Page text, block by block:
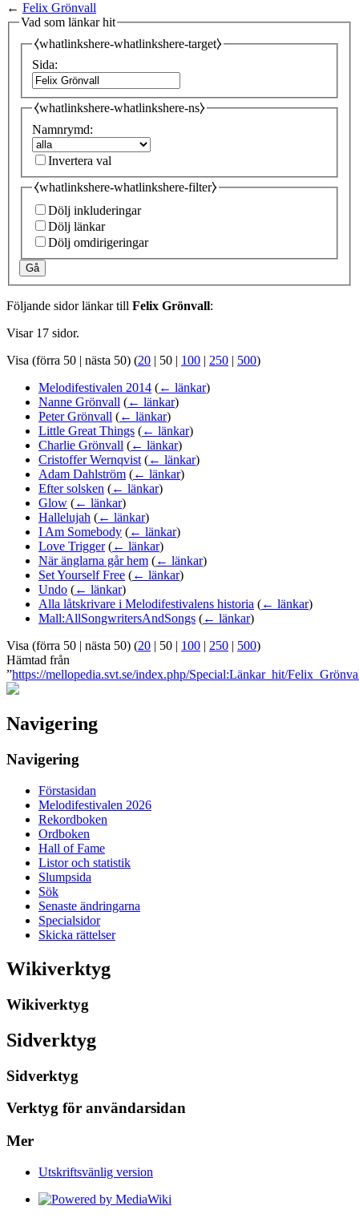
← Felix Grönvall
Vad som länkar hit
⧼whatlinkshere-whatlinkshere-target⧽
Sida:
⧼whatlinkshere-whatlinkshere-ns⧽
Namnrymd:
Invertera val
⧼whatlinkshere-whatlinkshere-filter⧽
Dölj inkluderingar
Dölj länkar
Dölj omdirigeringar
Gå
Följande sidor länkar till Felix Grönvall:
Visar 17 sidor.
Visa (förra 50 | nästa 50) (20 | 50 | 100 | 250 | 500)
Melodifestivalen 2014 (← länkar)
Nanne Grönvall (← länkar)
Peter Grönvall (← länkar)
Little Great Things (← länkar)
Charlie Grönvall (← länkar)
Cristoffer Wernqvist (← länkar)
Adam Dahlström (← länkar)
Efter solsken (← länkar)
Glow (← länkar)
Hallelujah (← länkar)
I Am Somebody (← länkar)
Love Trigger (← länkar)
När änglarna går hem (← länkar)
Set Yourself Free (← länkar)
Undo (← länkar)
Alla låtskrivare i Melodifestivalens historia (← länkar)
Mall:AllSongwritersAndSongs (← länkar)
Visa (förra 50 | nästa 50) (20 | 50 | 100 | 250 | 500)
Hämtad från
”https://mellopedia.svt.se/index.php/Special:Länkar_hit/
Navigering
Navigering
Förstasidan
Melodifestivalen 2026
Rekordboken
Ordboken
Hall of Fame
Listor och statistik
Slumpsida
Sök
Senaste ändringarna
Specialsidor
Skicka rättelser
Wikiverktyg
Wikiverktyg
Sidverktyg
Sidverktyg
Verktyg för användarsidan
Mer
Utskriftsvänlig version